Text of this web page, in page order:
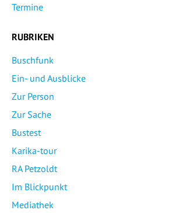
Termine
RUBRIKEN
Buschfunk
Ein- und Ausblicke
Zur Person
Zur Sache
Bustest
Karika-tour
RA Petzoldt
Im Blickpunkt
Mediathek